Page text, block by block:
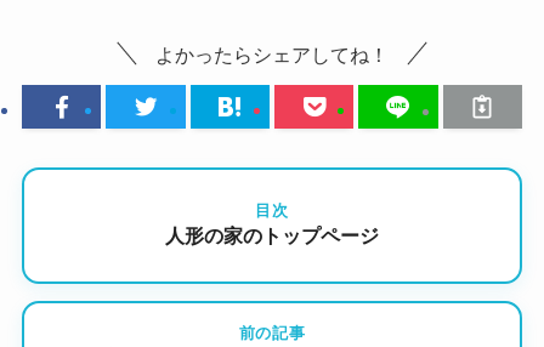
よかったらシェアしてね！
目次
人形の家のトップページ
前の記事